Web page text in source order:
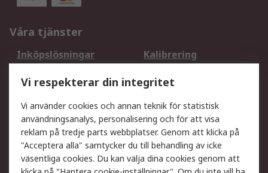
Våra tjänster
Inköpslösningar
Kalibrering
DesignSpark
Teknisk Support
Ditt lokala säljteam
Exportlösningar
Support
Få hjälp
Retur av varor
Vi respekterar din integritet
Vi använder cookies och annan teknik för statistisk
användningsanalys, personalisering och för att visa
reklam på tredje parts webbplatser. Genom att klicka på
"Acceptera alla" samtycker du till behandling av icke
väsentliga cookies. Du kan välja dina cookies genom att